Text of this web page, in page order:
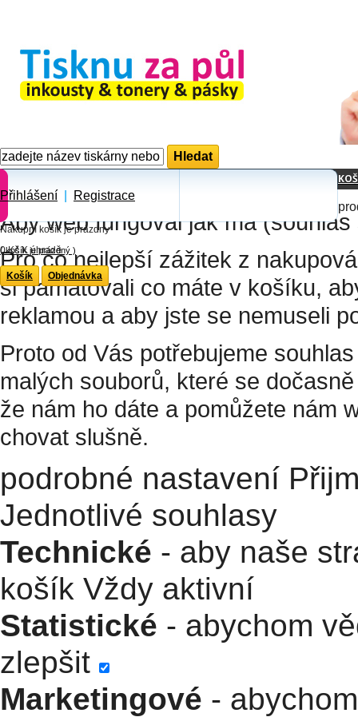
Přihlášení Registrace
(košík je prázdný )
Nákupní košík je prázdny
0 Kč K úhradě
Košík Objednávka
Aby web fungoval jak má
Pro co nejlepší zážitek z
si pamatovali co máte v košíku,
reklamou a aby jste se nemuseli
Proto od Vás potřebujeme
malých souborů, které se
že nám ho dáte a pomůžete nám
chovat slušně.
podrobné nastavení
Jednotlivé souhlasy
Technické - aby naše
košík Vždy aktivní
Statistické - abychom
zlepšit
Marketingové -